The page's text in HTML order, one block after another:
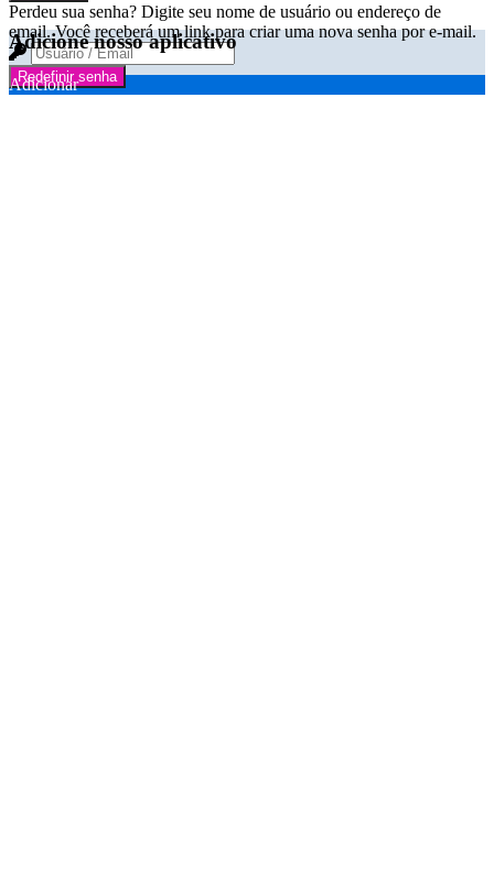
Perdeu sua senha? Digite seu nome de usuário ou endereço de
email. Você receberá um link para criar uma nova senha por e-mail.
Redefinir senha
Adicione nosso aplicativo
Adicionar